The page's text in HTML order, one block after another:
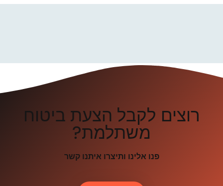
רוצים לקבל הצעת ביטוח
משתלמת?
פנו אלינו ותיצרו איתנו קשר